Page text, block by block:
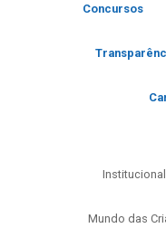
Concursos
Institucional
Mundo das